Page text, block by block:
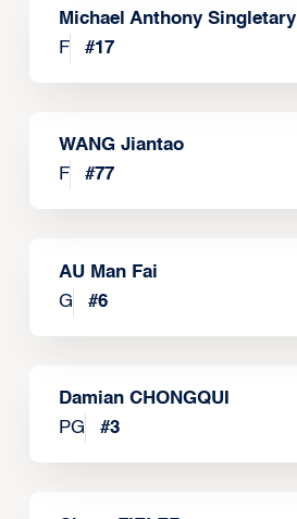
Michael Anthony Singletary
F
#17
WANG Jiantao
F
#77
AU Man Fai
G
#6
Damian CHONGQUI
PG
#3